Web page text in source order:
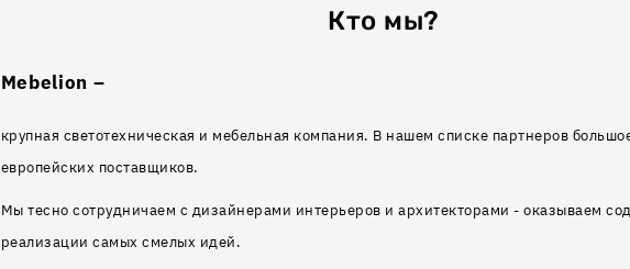
Кто мы?
Mebelion –
крупная светотехническая и мебельная компания. В нашем списке партнеров
европейских поставщиков.
Мы тесно сотрудничаем с дизайнерами интерьеров и архитекторами - оказываем
реализации самых смелых идей.